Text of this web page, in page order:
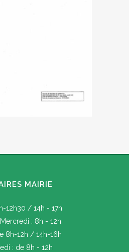
MAIRIE
12h30 / 14h - 17h
: 8h - 12h
8h-12h / 14h-16h
: de 8h - 12h